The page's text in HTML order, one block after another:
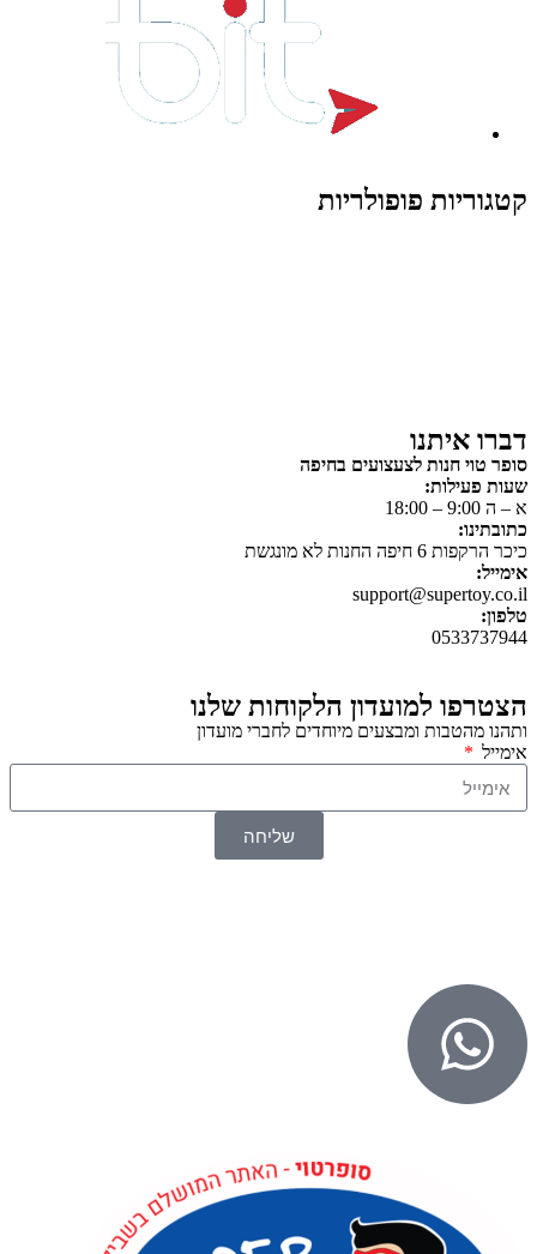
קטגוריות פופולריות
דברו איתנו
סופר טוי חנות לצעצועים בחיפה
שעות פעילות:
א – ה 9:00 – 18:00
כתובתינו:
כיכר הרקפות 6 חיפה החנות לא מונגשת
אימייל:
support@supertoy.co.il
טלפון:
0533737944
הצטרפו למועדון הלקוחות שלנו
ותהנו מהטבות ומבצעים מיוחדים לחברי מועדון
אימייל
שליחה